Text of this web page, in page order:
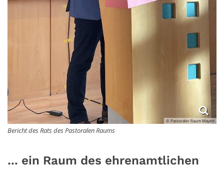
© Pastoraler Raum Mayen
Bericht des Rats des Pastoralen Raums
... ein Raum des ehrenamtlichen